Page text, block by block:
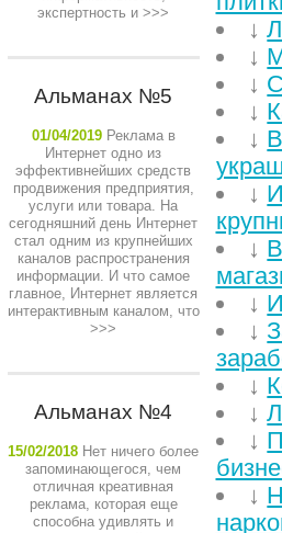
экспертность и >>>
Альманах №5
01/04/2019 Реклама в
Интернет одно из
эффективнейших средств
продвижения предприятия,
услуги или товара. На
сегодняшний день Интернет
стал одним из крупнейших
каналов распространения
информации. И что самое
главное, Интернет является
интерактивным каналом, что
>>>
Альманах №4
15/02/2018 Нет ничего более
запоминающегося, чем
отличная креативная
реклама, которая еще
способна удивлять и
↓
↓
↓
↓
↓
↓
↓
↓
↓
↓
↓
↓
↓